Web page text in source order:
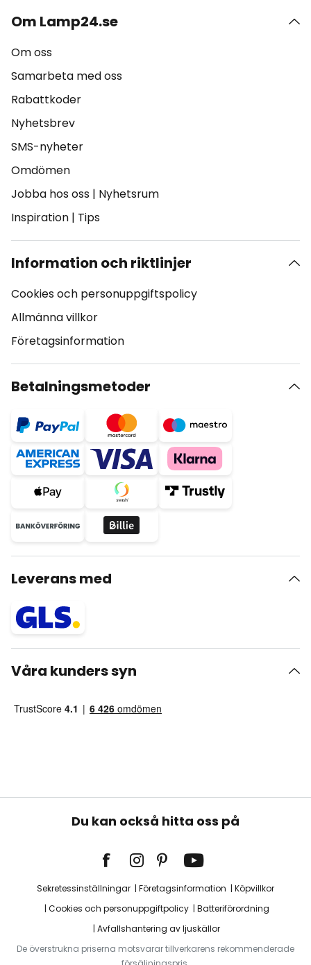
Om Lamp24.se
Om oss
Samarbeta med oss
Rabattkoder
Nyhetsbrev
SMS-nyheter
Omdömen
Jobba hos oss | Nyhetsrum
Inspiration | Tips
Information och riktlinjer
Cookies och personuppgiftspolicy
Allmänna villkor
Företagsinformation
Betalningsmetoder
Leverans med
Våra kunders syn
Du kan också hitta oss på
Sekretessinställningar Företagsinformation
Köpvillkor
Cookies och personuppgiftpolicy
Batteriförordning
Avfallshantering av ljuskällor
De överstrukna priserna motsvarar tillverkarens rekommenderade